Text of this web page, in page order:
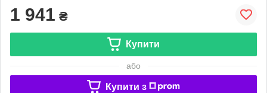
1 941 ₴
Купити
або
Купити з